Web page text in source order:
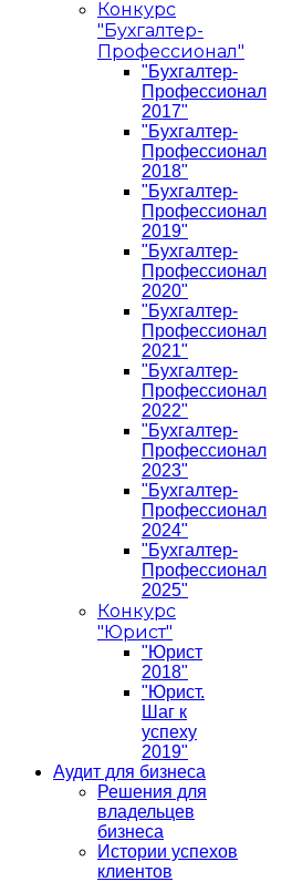
Конкурс
"Бухгалтер-
Профессионал"
"Бухгалтер-
Профессионал
2017"
"Бухгалтер-
Профессионал
2018"
"Бухгалтер-
Профессионал
2019"
"Бухгалтер-
Профессионал
2020"
"Бухгалтер-
Профессионал
2021"
"Бухгалтер-
Профессионал
2022"
"Бухгалтер-
Профессионал
2023"
"Бухгалтер-
Профессионал
2024"
"Бухгалтер-
Профессионал
2025"
Конкурс
"Юрист"
"Юрист
2018"
"Юрист.
Шаг к
успеху
2019"
Аудит для бизнеса
Решения для
владельцев
бизнеса
Истории успехов
клиентов